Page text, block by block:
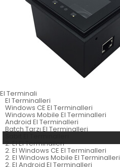
El Terminali
El Terminalleri
Windows CE El Terminalleri
Windows Mobile El Terminalleri
Android El Terminalleri
Batch Tarzı El Terminalleri
2. El El Terminalleri
2. El Windows CE El Terminalleri
2. El Windows Mobile El Terminalleri
2. El Android El Terminalleri